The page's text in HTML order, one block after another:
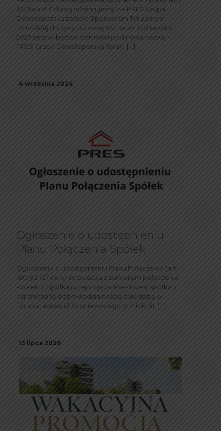
KS Toruń! Z dumą informujemy, że PRES Grupa
Deweloperska została Sponsorem Tytularnym
toruńskiej drużyny żużlowej KS Toruń. Od sezonu
2025 zespół będzie startował pod nową nazwą –
PRES Grupa Deweloperska Toruń. […]
4 września 2024
Ogłoszenie o udostępnieniu
Planu Połączenia Spółek
Ogłoszenie o udostępnieniu Planu Połączenia (art.
500 § 2 i 21 k.s.h.) W związku z zamiarem połączenia
spółek: 1. Spółka przejmująca: Pres Invest spółka z
ograniczoną odpowiedzialnością z siedzibą w
Toruniu, adres: ul. Broniewskiego nr 4 lok. 111, […]
13 lipca 2026